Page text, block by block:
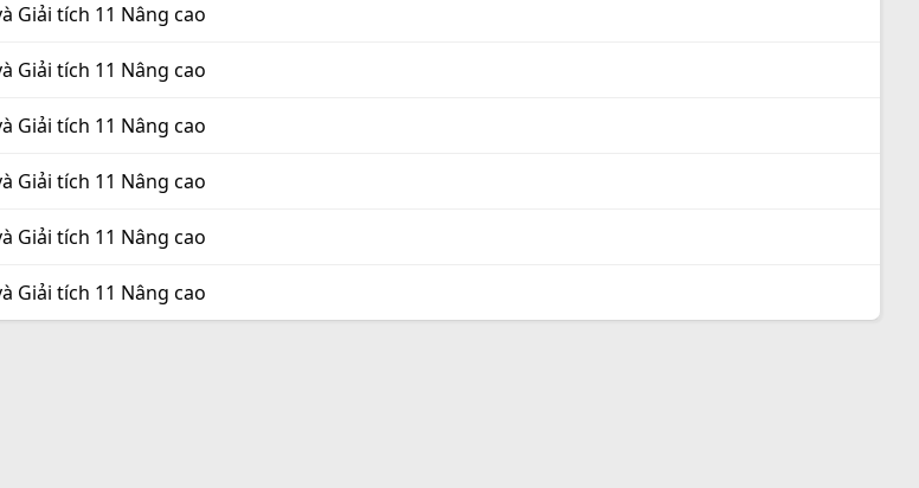
Giải tích 11 Nâng cao
Giải tích 11 Nâng cao
Giải tích 11 Nâng cao
Giải tích 11 Nâng cao
Giải tích 11 Nâng cao
Giải tích 11 Nâng cao